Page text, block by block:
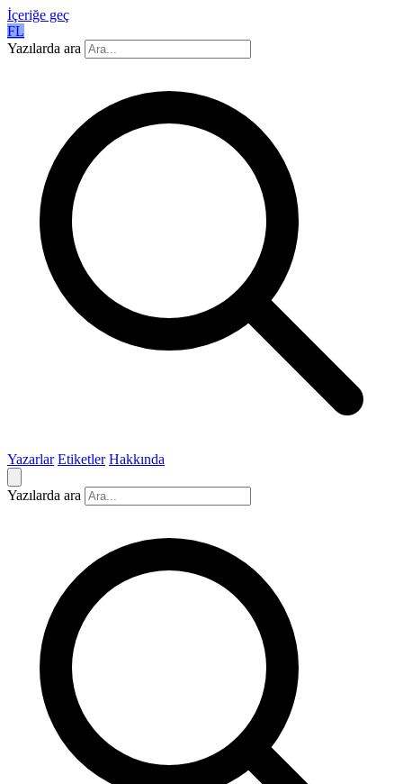
İçeriğe geç
FL
Yazılarda ara
Yazarlar Etiketler Hakkında
Yazılarda ara